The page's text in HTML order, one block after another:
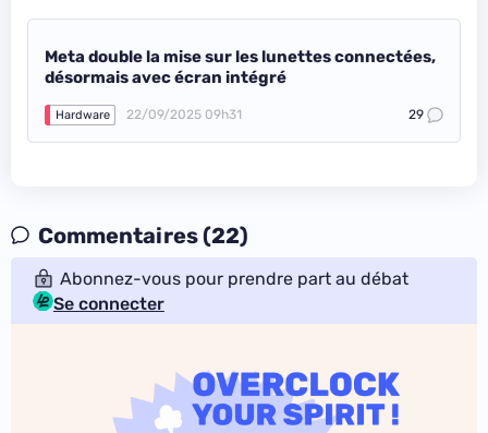
Meta double la mise sur les lunettes connectées,
désormais avec écran intégré
Hardware 22/09/2025 09h31 29
Commentaires (22)
Abonnez-vous pour prendre part au débat
Se connecter